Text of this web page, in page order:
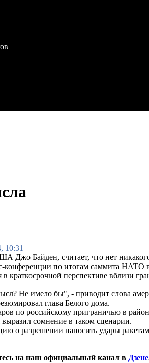
10:31
Джо Байден, считает, что нет
конференции по итогам саммита НАТО
перспективе вблизи
Не имело бы", - приводит слова
глава Белого дома.
по российскому приграничью в
сомнение в таком сценарии.
о разрешении наносить удары
на наш официальный канал в Дзене